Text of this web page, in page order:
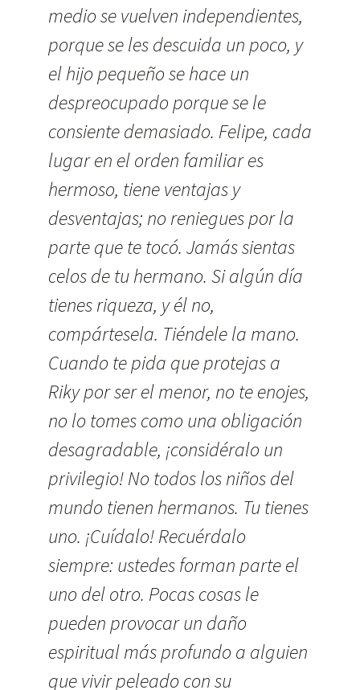
medio se vuelven independientes,
porque se les descuida un poco, y
el hijo pequeño se hace un
despreocupado porque se le
consiente demasiado. Felipe, cada
lugar en el orden familiar es
hermoso, tiene ventajas y
desventajas; no reniegues por la
parte que te tocó. Jamás sientas
celos de tu hermano. Si algún día
tienes riqueza, y él no,
compártesela. Tiéndele la mano.
Cuando te pida que protejas a
Riky por ser el menor, no te enojes,
no lo tomes como una obligación
desagradable, ¡considéralo un
privilegio! No todos los niños del
mundo tienen hermanos. Tu tienes
uno. ¡Cuídalo! Recuérdalo
siempre: ustedes forman parte el
uno del otro. Pocas cosas le
pueden provocar un daño
espiritual más profundo a alguien
que vivir peleado con su